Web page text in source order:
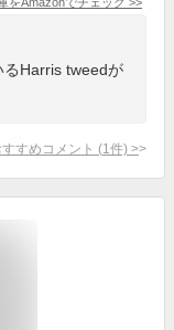
るHarris tweedが
すめコメント (1 件) >